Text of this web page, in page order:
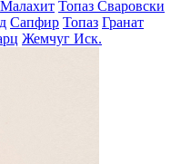
Малахит Топаз Сваровски
Сапфир Топаз Гранат
Жемчуг Иск.